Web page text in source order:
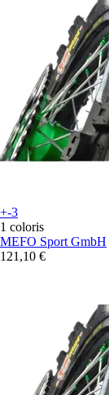
+-3
1 coloris
MEFO Sport GmbH
121,10 €